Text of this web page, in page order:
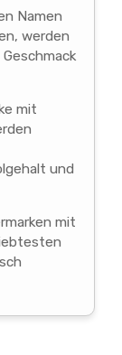
Namen
werden
mit
und
mit